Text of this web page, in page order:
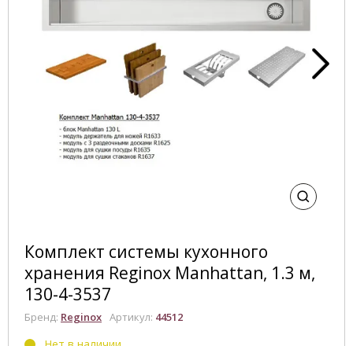
Комплект системы кухонного
хранения Reginox Manhattan, 1.3 м,
130-4-3537
Бренд: Reginox Артикул: 44512